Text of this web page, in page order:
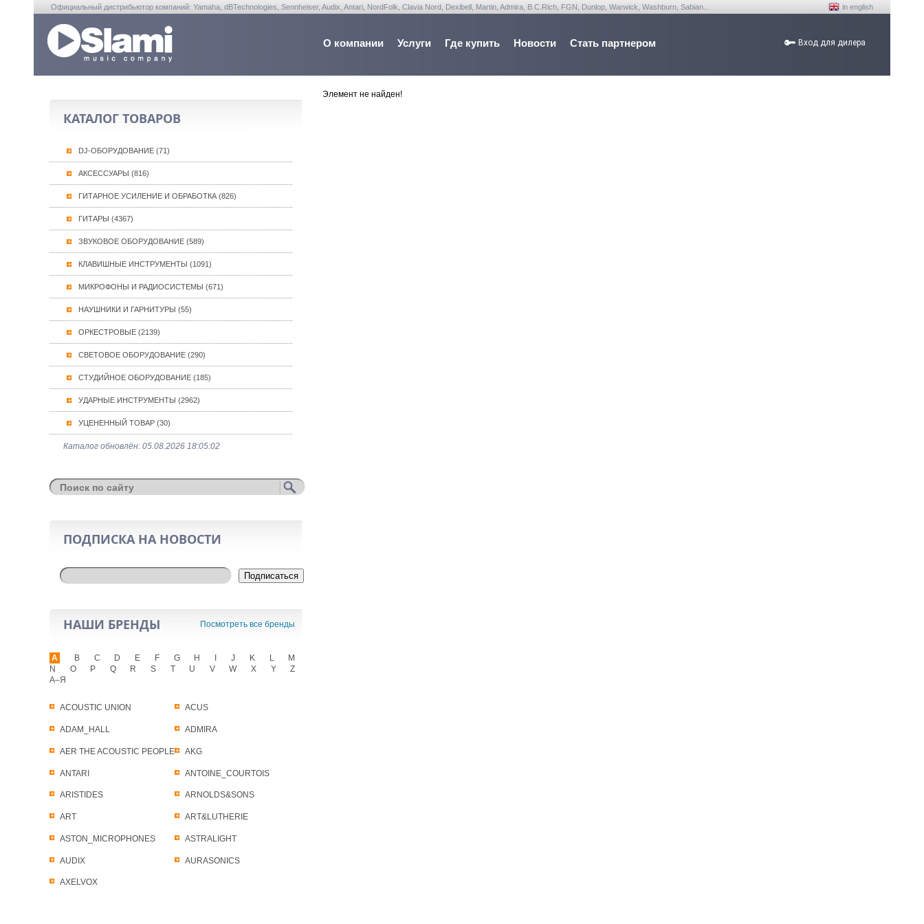
Официальный дистрибьютор компаний: Yamaha, dBTechnologies, Sennheiser, Audix, Antari, NordFolk, Clavia Nord, Dexibell, Martin, Admira, B.C.Rich, FGN, Dunlop, Warwick, Washburn, Sabian... in english
О компании Услуги Где купить Новости Стать партнером Вход для дилера
КАТАЛОГ ТОВАРОВ
DJ-ОБОРУДОВАНИЕ (71)
АКСЕССУАРЫ (816)
ГИТАРНОЕ УСИЛЕНИЕ И ОБРАБОТКА (826)
ГИТАРЫ (4367)
ЗВУКОВОЕ ОБОРУДОВАНИЕ (589)
КЛАВИШНЫЕ ИНСТРУМЕНТЫ (1091)
МИКРОФОНЫ И РАДИОСИСТЕМЫ (671)
НАУШНИКИ И ГАРНИТУРЫ (55)
ОРКЕСТРОВЫЕ (2139)
СВЕТОВОЕ ОБОРУДОВАНИЕ (290)
СТУДИЙНОЕ ОБОРУДОВАНИЕ (185)
УДАРНЫЕ ИНСТРУМЕНТЫ (2962)
УЦЕНЕННЫЙ ТОВАР (30)
Каталог обновлён: 05.08.2026 18:05:02
ПОДПИСКА НА НОВОСТИ
Подписаться
НАШИ БРЕНДЫ Посмотреть все бренды
A
ACOUSTIC UNION ACUS
ADAM_HALL ADMIRA
AER THE ACOUSTIC PEOPLE AKG
ANTARI ANTOINE_COURTOIS
ARISTIDES ARNOLDS&SONS
ART ART&LUTHERIE
ASTON_MICROPHONES ASTRALIGHT
AUDIX AURASONICS
AXELVOX
B C D E F G H J K L
M
N
O P Q R S T U V W X Y
Z
А–Я
Элемент не найден!